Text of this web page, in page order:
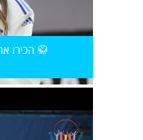
🥋 הכירו